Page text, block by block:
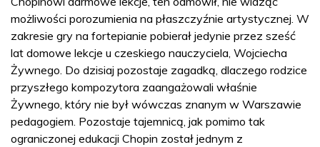
możliwości porozumienia na płaszczyźnie artystycznej. W
zakresie gry na fortepianie pobierał jedynie przez sześć
lat domowe lekcje u czeskiego nauczyciela, Wojciecha
Żywnego. Do dzisiaj pozostaje zagadką, dlaczego rodzice
przyszłego kompozytora zaangażowali właśnie
Żywnego, który nie był wówczas znanym w Warszawie
pedagogiem. Pozostaje tajemnicą, jak pomimo tak
ograniczonej edukacji Chopin został jednym z